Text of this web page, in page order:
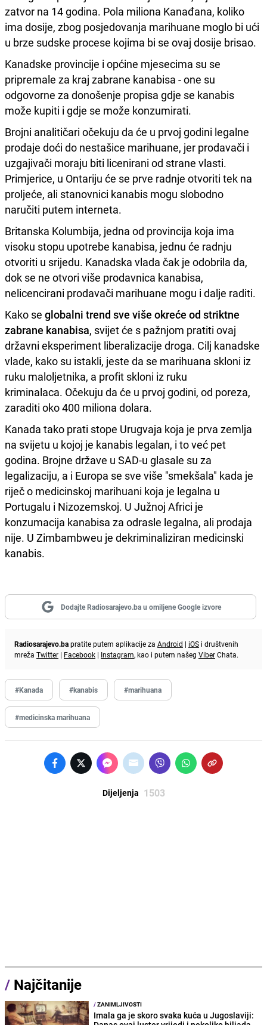
zatvor na 14 godina. Pola miliona Kanađana, koliko
ima dosije, zbog posjedovanja marihuane moglo bi ući
u brze sudske procese kojima bi se ovaj dosije brisao.
Kanadske provincije i općine mjesecima su se
pripremale za kraj zabrane kanabisa - one su
odgovorne za donošenje propisa gdje se kanabis
može kupiti i gdje se može konzumirati.
Brojni analitičari očekuju da će u prvoj godini legalne
prodaje doći do nestašice marihuane, jer prodavači i
uzgajivači moraju biti licenirani od strane vlasti.
Primjerice, u Ontariju će se prve radnje otvoriti tek na
proljeće, ali stanovnici kanabis mogu slobodno
naručiti putem interneta.
Britanska Kolumbija, jedna od provincija koja ima
visoku stopu upotrebe kanabisa, jednu će radnju
otvoriti u srijedu. Kanadska vlada čak je odobrila da,
dok se ne otvori više prodavnica kanabisa,
nelicencirani prodavači marihuane mogu i dalje raditi.
Kako se globalni trend sve više okreće od striktne
zabrane kanabisa, svijet će s pažnjom pratiti ovaj
državni eksperiment liberalizacije droga. Cilj kanadske
vlade, kako su istakli, jeste da se marihuana skloni iz
ruku maloljetnika, a profit skloni iz ruku
kriminalaca. Očekuju da će u prvoj godini, od poreza,
zaraditi oko 400 miliona dolara.
Kanada tako prati stope Urugvaja koja je prva zemlja
na svijetu u kojoj je kanabis legalan, i to već pet
godina. Brojne države u SAD-u glasale su za
legalizaciju, a i Europa se sve više "smekšala" kada je
riječ o medicinskoj marihuani koja je legalna u
Portugalu i Nizozemskoj. U Južnoj Africi je
konzumacija kanabisa za odrasle legalna, ali prodaja
nije. U Zimbambweu je dekriminaliziran medicinski
kanabis.
Dodajte Radiosarajevo.ba u omiljene Google izvore
Radiosarajevo.bapratite putem aplikacije za Android | iOS i društvenih
mreža Twitter | Facebook | Instagram, kao i putem našeg ViberChata.
#Kanada #kanabis #marihuana
#medicinska marihuana
Dijeljenja 1503
/ Najčitanije
/ZANIMLJIVOSTI
Imala ga je skoro svaka kuća u Jugoslaviji: